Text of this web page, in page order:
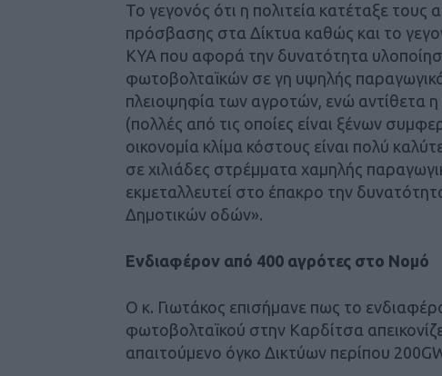
Το γεγονός ότι η πολιτεία κατέταξε
πρόσβασης στα Δίκτυα καθώς και το
ΚΥΑ που αφορά την δυνατότητα
φωτοβολταϊκών σε γη υψηλής
πλειοψηφία των αγροτών, ενώ αντίθετα
(πολλές από τις οποίες είναι ξένων
οικονομία κλίμα κόστους είναι πολύ
σε χιλιάδες στρέμματα χαμηλής
εκμεταλλευτεί στο έπακρο την
Δημοτικών οδών».
Ενδιαφέρον από 400 αγρότες στο Νομό
Ο κ. Γιωτάκος επισήμανε πως το
φωτοβολταϊκού στην Καρδίτσα
απαιτούμενο όγκο Δικτύων περίπου